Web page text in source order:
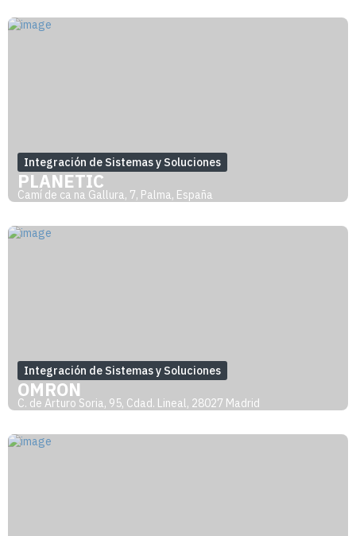
Integración de Sistemas y Soluciones
PLANETIC
Camí de ca na Gallura, 7, Palma, España
Integración de Sistemas y Soluciones
OMRON
C. de Arturo Soria, 95, Cdad. Lineal, 28027 Madrid